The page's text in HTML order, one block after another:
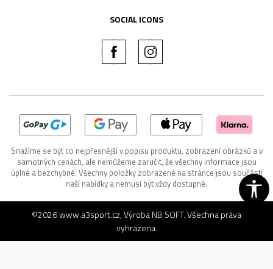
SOCIAL ICONS
Snažíme se být co nejpřesnější v popisu produktu, zobrazení obrázků a v
samotných cenách, ale nemůžeme zaručit, že všechny informace jsou
úplné a bezchybné. Všechny položky zobrazené na stránce jsou součástí
naší nabídky a nemusí být vždy dostupné.
©2026www.a3sport.cz, VýrobaNB SOFT. Všechna práva
vyhrazena.